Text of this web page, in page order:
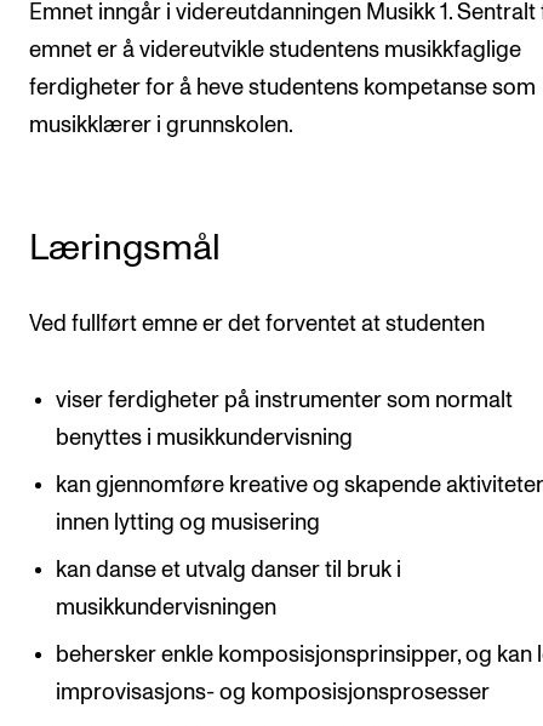
Utveksling
Internasjonal strategi
Samarbeidsprosjekter
Arrangementer og konserter
Ledige stillinger
INFO
Om Norges musikkhøgskole
Kontakt oss
Finn ansatte
For ansatte og studenter
Emnet inngår i videreutdanningen Musikk 1. Sentralt
emnet er å videreutvikle studentens musikkfaglige
ferdigheter for å heve studentens kompetanse som
musikklærer i grunnskolen.
Læringsmål
Ved fullført emne er det forventet at studenten
viser ferdigheter på instrumenter som normalt
benyttes i musikkundervisning
kan gjennomføre kreative og skapende
innen lytting og musisering
kan danse et utvalg danser til bruk i
musikkundervisningen
behersker enkle komposisjonsprinsipper, og kan
improvisasjons- og komposisjonsprosesser